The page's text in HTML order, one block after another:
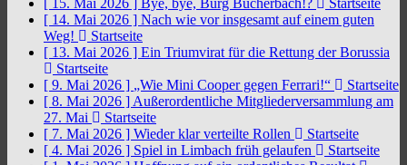
[ 15. Mai 2026 ] Bye, bye, Burg Bucherbach!?
Startseite
[ 14. Mai 2026 ] Nach wie vor insgesamt auf einem guten
Weg!
Startseite
[ 13. Mai 2026 ] Ein Triumvirat für die Rettung der Borussia
Startseite
[ 9. Mai 2026 ] „Wie Mini Cooper gegen Ferrari!“
Startseite
[ 8. Mai 2026 ] Außerordentliche Mitgliederversammlung am
27. Mai
Startseite
[ 7. Mai 2026 ] Wieder klar verteilte Rollen
Startseite
[ 4. Mai 2026 ] Spiel in Limbach früh gelaufen
Startseite